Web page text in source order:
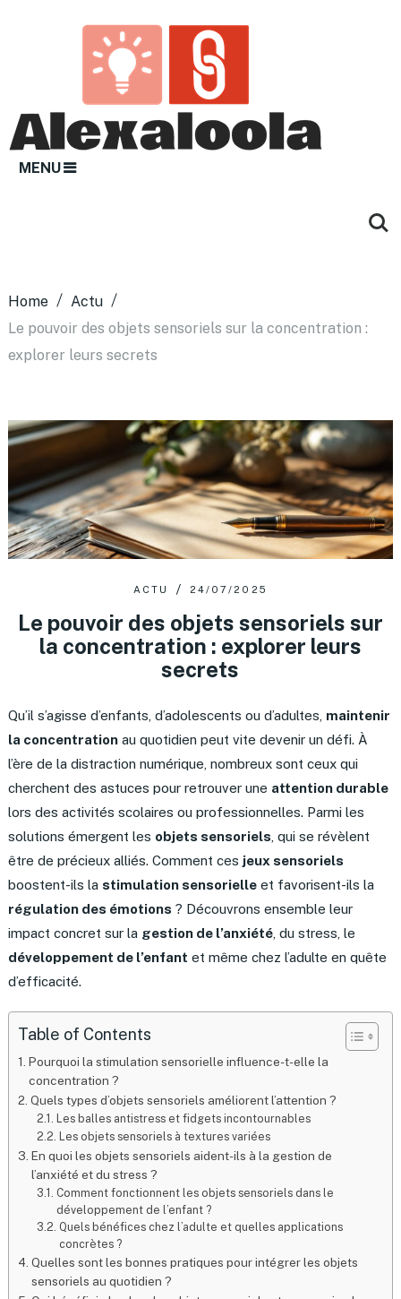
MENU
Home
Actu
Le pouvoir des objets sensoriels sur la concentration :
explorer leurs secrets
ACTU 24/07/2025
Le pouvoir des objets sensoriels sur
la concentration : explorer leurs
secrets
Qu’il s’agisse d’enfants, d’adolescents ou d’adultes, maintenir
la concentrationau quotidien peut vite devenir un défi. À
l’ère de la distraction numérique, nombreux sont ceux qui
cherchent des astuces pour retrouver une attention durable
lors des activités scolaires ou professionnelles. Parmi les
solutions émergent les objets sensoriels , qui se révèlent
être de précieux alliés. Comment ces jeux sensoriels
boostent-ils la stimulation sensorielleet favorisent-ils la
régulation des émotions ? Découvrons ensemble leur
impact concret sur la gestion de l’anxiété, du stress, le
développement de l’enfant et même chez l’adulte en quête
d’efficacité.
Table of Contents
Pourquoi la stimulation sensorielle influence-t-elle la
concentration ?
Quels types d’objets sensoriels améliorent l’attention ?
Les balles antistress et fidgets incontournables
Les objets sensoriels à textures variées
En quoi les objets sensoriels aident-ils à la gestion de
l’anxiété et du stress ?
Comment fonctionnent les objets sensoriels dans le
développement de l’enfant ?
Quels bénéfices chez l’adulte et quelles applications
concrètes ?
Quelles sont les bonnes pratiques pour intégrer les objets
sensoriels au quotidien ?